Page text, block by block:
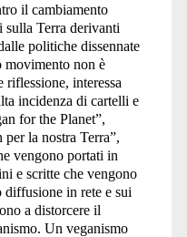
il cambiamento
sulla Terra derivanti
politiche dissennate
movimento non è
riflessione, interessa
incidenza di cartelli e
for the Planet”,
per la nostra Terra”,
vengono portati in
e scritte che vengono
in rete e sui
a distorcere il
Un veganismo